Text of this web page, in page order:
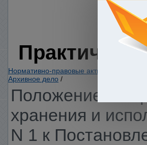
Нормативно-правовые акты
Архивное дело /
Положение о
хранения и
N 1 к